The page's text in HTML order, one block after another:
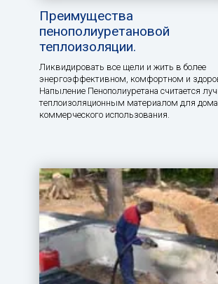
Преимущества
пенополиуретановой
теплоизоляции.
Ликвидировать все щели и жить в более
энергоэффективном, комфортном и
Напыление Пенополиуретана считается
теплоизоляционным материалом для
коммерческого использования.